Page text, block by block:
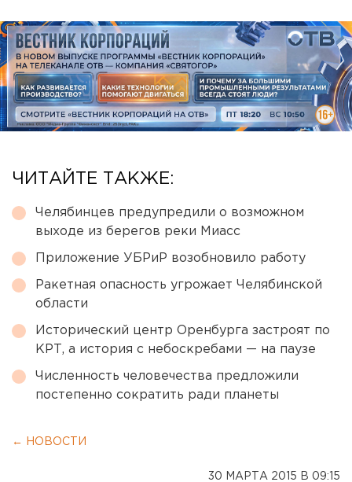
ЧИТАЙТЕ ТАКЖЕ:
Челябинцев предупредили о возможном
выходе из берегов реки Миасс
Приложение УБРиР возобновило работу
Ракетная опасность угрожает Челябинской
области
Исторический центр Оренбурга застроят по
КРТ, а история с небоскребами — на паузе
Численность человечества предложили
постепенно сократить ради планеты
← НОВОСТИ
30 МАРТА 2015 В 09:15